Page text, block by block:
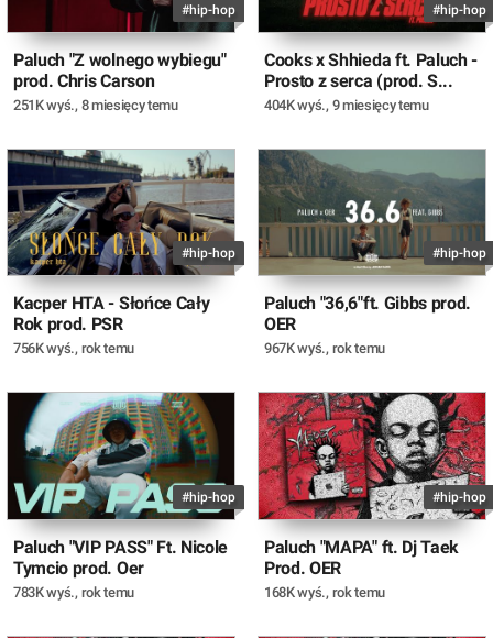
#hip-hop
Paluch "Z wolnego wybiegu"
prod. Chris Carson
251K wyś., 8 miesięcy temu
#hip-hop
Cooks x Shhieda ft. Paluch -
Prosto z serca (prod. S...
404K wyś., 9 miesięcy temu
#hip-hop
Kacper HTA - Słońce Cały
Rok prod. PSR
756K wyś., rok temu
#hip-hop
Paluch "36,6"ft. Gibbs prod.
OER
967K wyś., rok temu
#hip-hop
Paluch "VIP PASS" Ft. Nicole
Tymcio prod. Oer
783K wyś., rok temu
#hip-hop
Paluch "MAPA" ft. Dj Taek
Prod. OER
168K wyś., rok temu